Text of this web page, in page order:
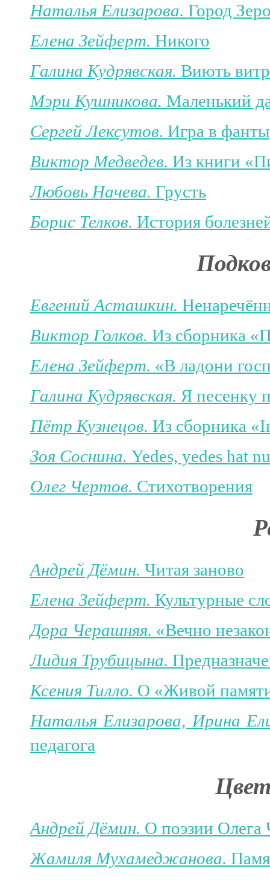
Наталья Елизарова. Город
Елена Зейферт. Никого
Галина Кудрявская. Виють
Мэри Кушникова. Маленький
Сергей Лексутов. Игра в фанты
Виктор Медведев. Из книги
Любовь Начева. Грусть
Борис Телков. История
Евгений Асташкин.
Виктор Голков. Из сборника
Елена Зейферт. «В ладони
Галина Кудрявская. Я песенку
Пётр Кузнецов. Из сборника
Зоя Соснина. Yedes, yedes hat
Олег Чертов. Стихотворения
Андрей Дёмин. Читая заново
Елена Зейферт. Культурные
Дора Черашняя. «Вечно
Лидия Трубицына.
Ксения Тилло. О «Живой
Наталья Елизарова, Ирина
педагога
Андрей Дёмин. О поэзии Олега
Жамиля Мухамеджанова.